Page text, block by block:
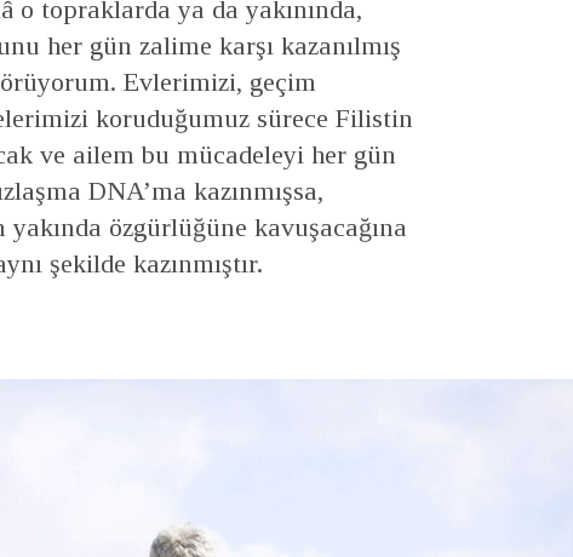
o topraklarda ya da yakınında,
her gün zalime karşı kazanılmış
Evlerimizi, geçim
koruduğumuz sürece Filistin
ve ailem bu mücadeleyi her gün
DNA’ma kazınmışsa,
yakında özgürlüğüne kavuşacağına
şekilde kazınmıştır.